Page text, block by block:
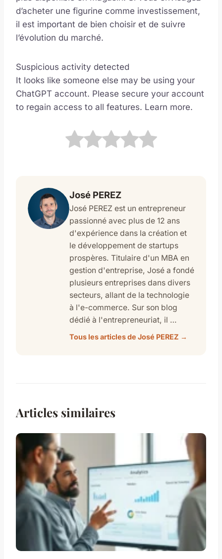
d’acheter une figurine comme investissement,
il est important de bien choisir et de suivre
l’évolution du marché.
Suspicious activity detected
It looks like someone else may be using your
ChatGPT account. Please secure your account
to regain access to all features. Learn more.
José PEREZ
José PEREZ est un entrepreneur
passionné avec plus de 12 ans
d'expérience dans la création et
le développement de startups
prospères. Titulaire d'un MBA en
gestion d'entreprise, José a fondé
plusieurs entreprises dans divers
secteurs, allant de la technologie
à l'e-commerce. Sur son blog
dédié à l'entrepreneuriat, il …
Tous les articles de José PEREZ →
Articles similaires